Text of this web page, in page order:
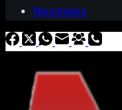
Nacionales